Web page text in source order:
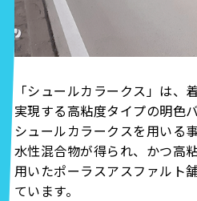
「シュールカラークス」は、
実現する高粘度タイプの明色
シュールカラークスを用いる
水性混合物が得られ、かつ高
用いたポーラスアスファルト
ています。